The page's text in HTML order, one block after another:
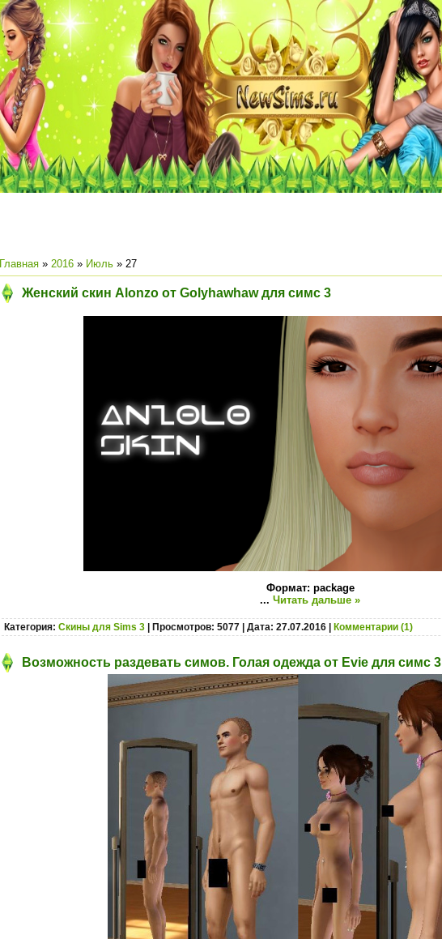
Главная » 2016 » Июль » 27
Женский скин Alonzo от Golyhawhaw для симс 3
Формат: package
... Читать дальше »
Категория: Скины для Sims 3 | Просмотров: 5077 | Дата: 27.07.2016 Комментарии (1)
Возможность раздевать симов. Голая одежда от Evie для симс 3